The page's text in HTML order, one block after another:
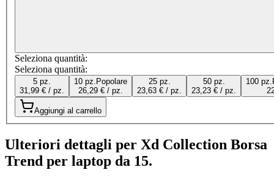
Seleziona quantità:
Seleziona quantità:
5 pz.
31,99 € / pz.
10 pz. Popolare
26,29 € / pz.
25 pz.
23,63 € / pz.
50 pz.
23,23 € / pz.
100 pz.
Aggiungi al carrello
Ulteriori dettagli per Xd Collection Borsa
Trend per laptop da 15.